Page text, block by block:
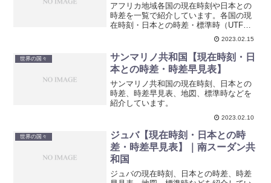
アフリカ地域各国の現在時刻や日本との
時差を一覧で紹介しています。各国の現
在時刻・日本との時差・標準時（UTF）
などを見やすい一覧表にしています。
2023.02.15
世界の国々
サンマリノ共和国【現在時刻・日
本との時差・時差早見表】
サンマリノ共和国の現在時刻、日本との
時差、時差早見表、地図、標準時などを
紹介しています。
2023.02.10
世界の国々
ジュバ【現在時刻・日本との時
差・時差早見表】｜南スーダン共
和国
ジュバの現在時刻、日本との時差、時差